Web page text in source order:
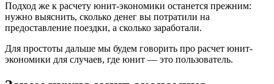
Подход же к расчету юнит-экономики останется прежним:
нужно выяснить, сколько денег вы потратили на
предоставление поездки, а сколько заработали.
Для простоты дальше мы будем говорить про расчет юнит-
экономики для случаев, где юнит — это пользователь.